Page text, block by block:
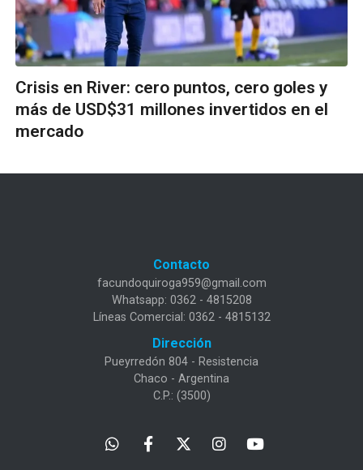
Crisis en River: cero puntos, cero goles y
más de USD$31 millones invertidos en el
mercado
Contacto
facundoquiroga959@gmail.com
Whatsapp: 0362 - 4815208
Líneas Comercial: 0362 - 4815132
Dirección
Pueyrredón 804 - Resistencia
Chaco - Argentina
C.P.: (3500)